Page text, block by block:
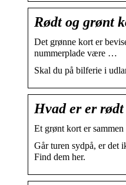
Rødt og grønt
Det grønne kort er
nummerplade være …
Skal du på bilferie i
Hvad er er
Et grønt kort er
Går turen sydpå, er det
Find dem her.